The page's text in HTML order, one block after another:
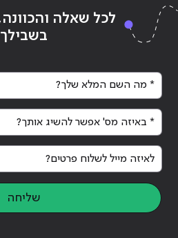
Continue reading
לכל שאלה
בשבילך
* מה השם המלא שלך?
* באיזה מס' אפשר להשיג אותך?
לאיזה מייל לשלוח פרטים?
שליחה